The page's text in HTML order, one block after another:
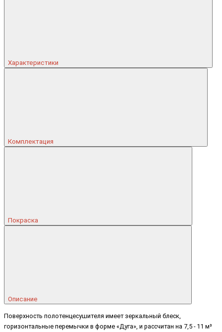
Характеристики
Комплектация
Покраска
Описание
Поверхность полотенцесушителя имеет зеркальный блеск,
горизонтальные перемычки в форме «Дуга», и рассчитан на 7,5 - 11 м³